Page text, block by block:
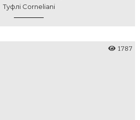
Туфлі Corneliani
1787